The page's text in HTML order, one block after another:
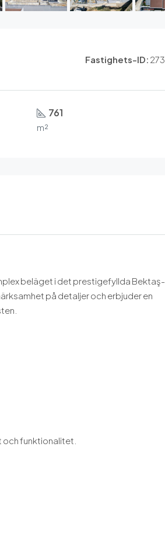
Fastighets-ID:
761
m²
beläget i det prestigefyllda Bektaş-
på detaljer och erbjuder en
funktionalitet.